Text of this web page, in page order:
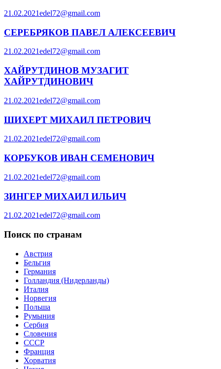
21.02.2021edel72@gmail.com
СЕРЕБРЯКОВ ПАВЕЛ АЛЕКСЕЕВИЧ
21.02.2021edel72@gmail.com
ХАЙРУТДИНОВ МУЗАГИТ
ХАЙРУТДИНОВИЧ
21.02.2021edel72@gmail.com
ШИХЕРТ МИХАИЛ ПЕТРОВИЧ
21.02.2021edel72@gmail.com
КОРБУКОВ ИВАН СЕМЕНОВИЧ
21.02.2021edel72@gmail.com
ЗИНГЕР МИХАИЛ ИЛЬИЧ
21.02.2021edel72@gmail.com
Поиск по странам
Австрия
Бельгия
Германия
Голландия (Нидерланды)
Италия
Норвегия
Польша
Румыния
Сербия
Словения
СССР
Франция
Хорватия